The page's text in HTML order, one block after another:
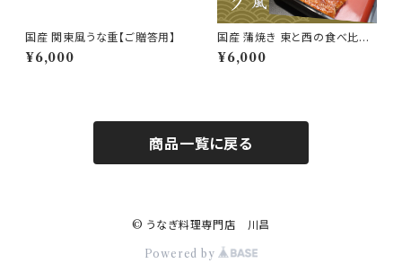
国産 関東風うな重【ご贈答用】
¥6,000
国産 蒲焼き 東と西の食べ比べ
【ご贈答用】
¥6,000
商品一覧に戻る
© うなぎ料理専門店 川昌
Powered by